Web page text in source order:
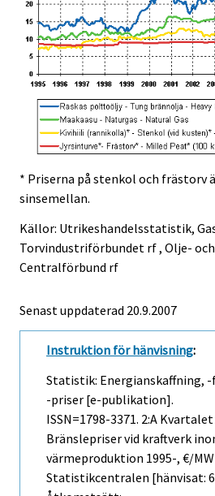
* Priserna på stenkol och frästorv
sinsemellan.
Källor: Utrikeshandelsstatistik,
Torvindustriförbundet rf , Olje- och
Centralförbund rf
Senast uppdaterad 20.9.2007
Instruktion för hänvisning:
Statistik: Energianskaffning,
-priser [e-publikation].
ISSN=1798-3371. 2:a Kvartalet
Bränslepriser vid kraftverk
värmeproduktion 1995-, €/
Statistikcentralen [hänvisat: